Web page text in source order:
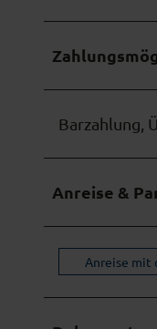
Barzahlung,
Anreise &
Anreise mit